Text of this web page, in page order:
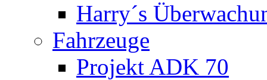
Harry´s
Fahrzeuge
Projekt ADK 70